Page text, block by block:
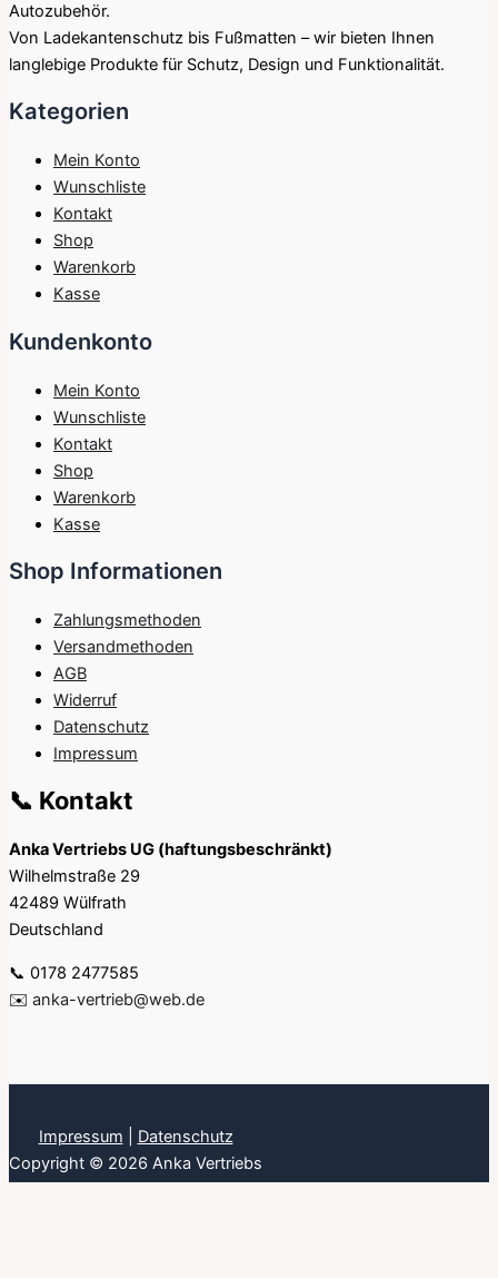
Autozubehör.
Von Ladekantenschutz bis Fußmatten – wir bieten Ihnen
langlebige Produkte für Schutz, Design und Funktionalität.
Kategorien
Mein Konto
Wunschliste
Kontakt
Shop
Warenkorb
Kasse
Kundenkonto
Mein Konto
Wunschliste
Kontakt
Shop
Warenkorb
Kasse
Shop Informationen
Zahlungsmethoden
Versandmethoden
AGB
Widerruf
Datenschutz
Impressum
📞 Kontakt
Anka Vertriebs UG (haftungsbeschränkt)
Wilhelmstraße 29
42489 Wülfrath
Deutschland
📞 0178 2477585
✉️ anka-vertrieb@web.de
Impressum
Datenschutz
Copyright © 2026 Anka Vertriebs